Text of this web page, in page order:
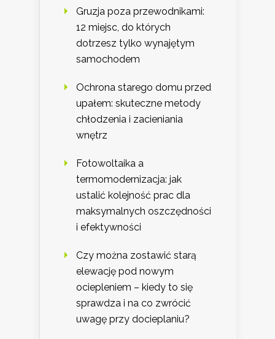
Gruzja poza przewodnikami:
12 miejsc, do których
dotrzesz tylko wynajętym
samochodem
Ochrona starego domu przed
upałem: skuteczne metody
chłodzenia i zacieniania
wnętrz
Fotowoltaika a
termomodernizacja: jak
ustalić kolejność prac dla
maksymalnych oszczędności
i efektywności
Czy można zostawić starą
elewację pod nowym
ociepleniem – kiedy to się
sprawdza i na co zwrócić
uwagę przy docieplaniu?